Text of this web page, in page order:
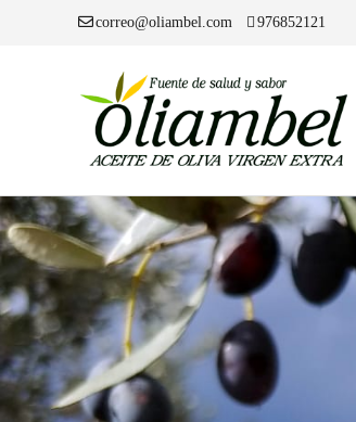
correo@oliambel.com 976852121